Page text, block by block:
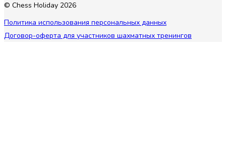
© Chess Holiday 2026
Политика использования персональных данных
Договор-оферта для участников шахматных тренингов